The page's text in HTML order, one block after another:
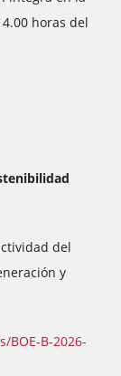
horas del
del
y
B-2026-